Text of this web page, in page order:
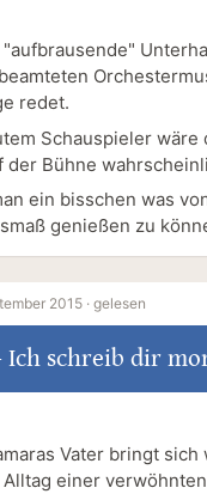
redet.
Schauspieler
Bühne
ein bisschen was
genießen zu
2015 ·gelesen
Ich schreib dir
Vater bringt
einer